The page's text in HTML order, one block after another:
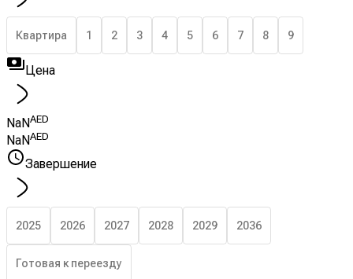
Квартира 1 2 3 4 5 6 7 8 9
Цена
NaNAED
NaNAED
Завершение
2025 2026 2027 2028 2029 2036
Готовая к переезду